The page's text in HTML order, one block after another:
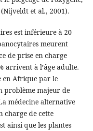
et al., 2001).
est inférieure à 20
meurent
de prise en charge
arrivent à l’âge adulte.
en Afrique par le
problème majeur de
médecine alternative
charge de cette
ainsi que les plantes